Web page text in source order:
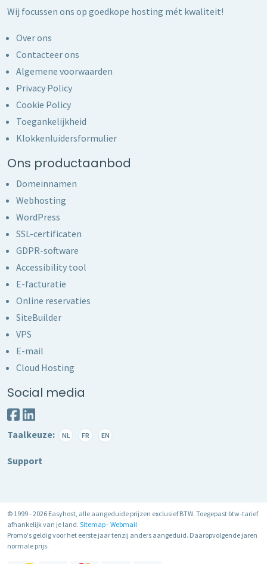
Wij focussen ons op goedkope hosting mét kwaliteit!
Over ons
Contacteer ons
Algemene voorwaarden
Privacy Policy
Cookie Policy
Toegankelijkheid
Klokkenluidersformulier
Ons productaanbod
Domeinnamen
Webhosting
WordPress
SSL-certificaten
GDPR-software
Accessibility tool
E-facturatie
Online reservaties
SiteBuilder
VPS
E-mail
Cloud Hosting
Social media
Taalkeuze: NL FR EN
Support
© 1999 - 2026 Easyhost, alle aangeduide prijzen exclusief BTW. Toegepast btw-tarief
afhankelijk van je land. Sitemap-Webmail
Promo's geldig voor het eerste jaar tenzij anders aangeduid. Daaropvolgende jaren
normale prijs.